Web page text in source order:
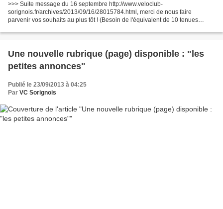
>>> Suite message du 16 septembre http://www.veloclub-
sorignois.fr/archives/2013/09/16/28015784.html, merci de nous faire
parvenir vos souhaits au plus tôt ! (Besoin de l'équivalent de 10 tenues
Une nouvelle rubrique (page) disponible : "les
petites annonces"
Publié le 23/09/2013 à 04:25
Par VC Sorignois